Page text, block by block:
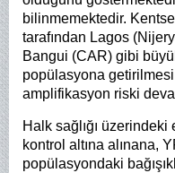
bilinmemektedir.
tarafından Lagos
Bangui (CAR) gibi
popülasyona getirilmesi
amplifikasyon riski
Halk sağlığı
kontrol altına alınana,
popülasyondaki